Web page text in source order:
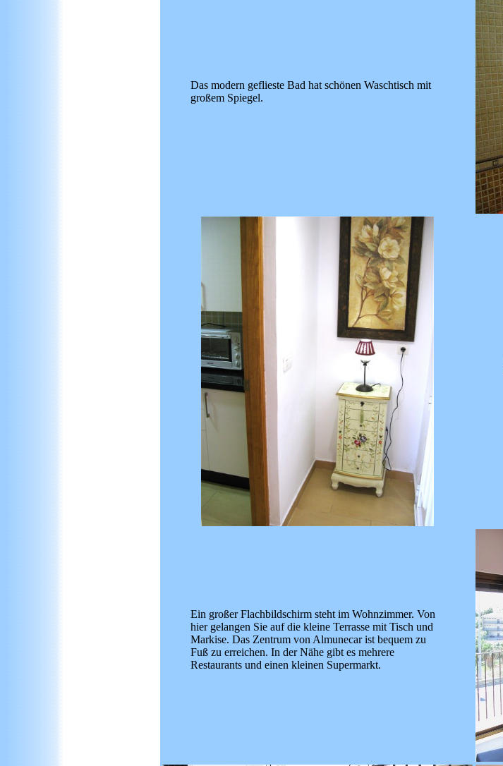
Das modern geflieste Bad hat schönen Waschtisch mit
großem Spiegel.
Ein großer Flachbildschirm steht im Wohnzimmer. Von
hier gelangen Sie auf die kleine Terrasse mit Tisch und
Markise. Das Zentrum von Almunecar ist bequem zu
Fuß zu erreichen. In der Nähe gibt es mehrere
Restaurants und einen kleinen Supermarkt.